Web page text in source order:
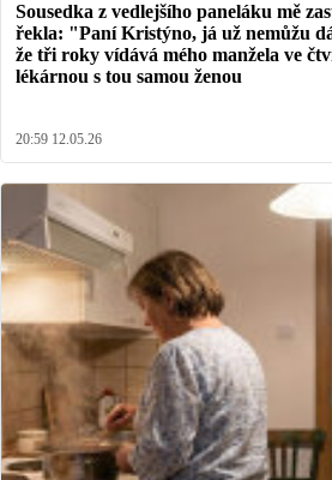
Sousedka z vedlejšího paneláku mě
řekla: "Paní Kristýno, já už nemůžu
že tři roky vídává mého manžela ve
lékárnou s tou samou ženou
20:59 12.05.26